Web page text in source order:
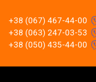
+38 (067) 467-44-00
+38 (063) 247-03-53
+38 (050) 435-44-00